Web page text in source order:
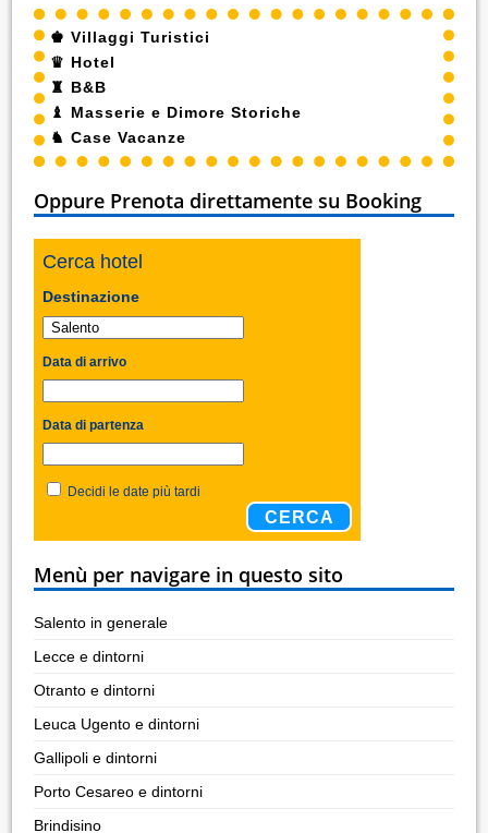
♚Villaggi Turistici
♛ Hotel
♜ B&B
♝ Masserie e Dimore Storiche
♞Case Vacanze
Oppure Prenota direttamente su Booking
Cerca hotel
Destinazione
Data di arrivo
Data di partenza
Decidi le date più tardi
CERCA
Menù per navigare in questo sito
Salento in generale
Lecce e dintorni
Otranto e dintorni
Leuca Ugento e dintorni
Gallipoli e dintorni
Porto Cesareo e dintorni
Brindisino